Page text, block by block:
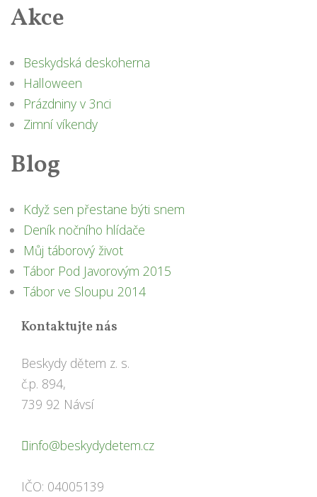
Akce
Beskydská deskoherna
Halloween
Prázdniny v 3nci
Zimní víkendy
Blog
Když sen přestane býti snem
Deník nočního hlídače
Můj táborový život
Tábor Pod Javorovým 2015
Tábor ve Sloupu 2014
Kontaktujte nás
Beskydy dětem z. s.
č.p. 894,
739 92 Návsí
info@beskydydetem.cz
IČO: 04005139